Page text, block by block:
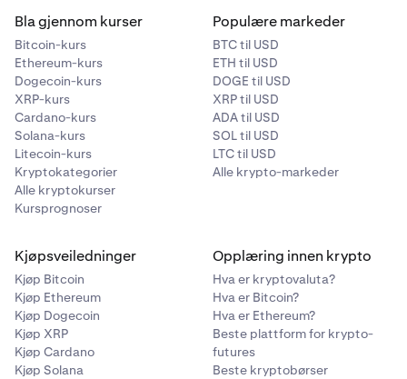
Bla gjennom kurser
Bitcoin-kurs
Ethereum-kurs
Dogecoin-kurs
XRP-kurs
Cardano-kurs
Solana-kurs
Litecoin-kurs
Kryptokategorier
Alle kryptokurser
Kursprognoser
Populære markeder
BTC til USD
ETH til USD
DOGE til USD
XRP til USD
ADA til USD
SOL til USD
LTC til USD
Alle krypto-markeder
Kjøpsveiledninger
Kjøp Bitcoin
Kjøp Ethereum
Kjøp Dogecoin
Kjøp XRP
Kjøp Cardano
Kjøp Solana
Opplæring innen krypto
Hva er kryptovaluta?
Hva er Bitcoin?
Hva er Ethereum?
Beste plattform for krypto-
futures
Beste kryptobørser